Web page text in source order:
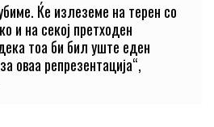
Ќе излеземе на терен со
и на секој претходен
тоа би бил уште еден
оваа репрезентација“,